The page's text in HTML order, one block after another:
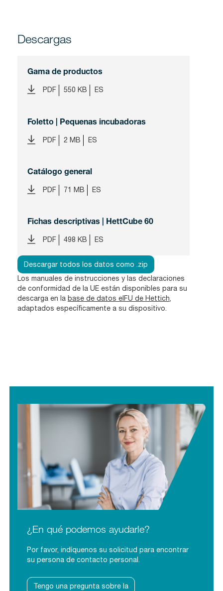
Descargas
Gama de productos
PDF 550 KB ES
Foletto | Pequenas incubadoras
PDF 2 MB ES
Catálogo general
PDF 71 MB ES
Fichas descriptivas | HettCube 60
PDF 498 KB ES
Descargar todos los datos como .zip
Los manuales de instrucciones y las declaraciones
de conformidad de la UE están disponibles para su
descarga en la base de datos eIFU de Hettich,
adaptados específicamente a su dispositivo.
¿En qué podemos ayudarle?
Por favor, indíquenos su solicitud para encontrar
su persona de contacto personal.
Tengo una pregunta sobre la